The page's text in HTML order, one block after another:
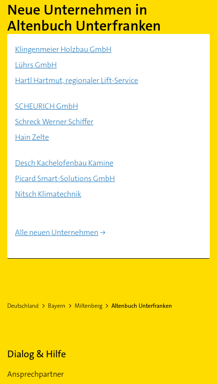
Neue Unternehmen in
Altenbuch Unterfranken
Klingenmeier Holzbau GmbH
Lührs GmbH
Hartl Hartmut, regionaler Lift-Service
SCHEURICH GmbH
Schreck Werner Schiffer
Hain Zelte
Desch Kachelofenbau Kamine
Picard Smart-Solutions GmbH
Nitsch Klimatechnik
Alle neuen Unternehmen
Deutschland Bayern Miltenberg Altenbuch Unterfranken
Dialog & Hilfe
Ansprechpartner